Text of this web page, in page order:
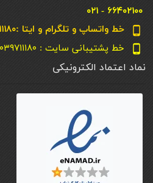
۶۶۴۰۲۱۰۰ - ۰۲۱
phone_android خط واتساپ و تلگرام و ایتا :۰۹۰۳۹۷۱۱۱۸۰
phone_android خط پشتیبانی سایت : ۰۹۰۳۹۷۱۱۱۸۰
نماد اعتماد الکترونیکی